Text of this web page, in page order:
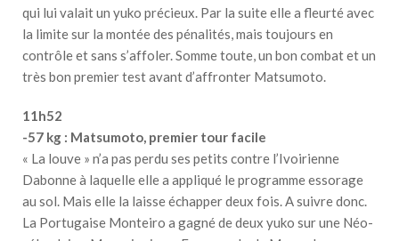
qui lui valait un yuko précieux. Par la suite elle a fleurté avec
la limite sur la montée des pénalités, mais toujours en
contrôle et sans s’affoler. Somme toute, un bon combat et un
très bon premier test avant d’affronter Matsumoto.
11h52
-57 kg : Matsumoto, premier tour facile
« La louve » n’a pas perdu ses petits contre l’Ivoirienne
Dabonne à laquelle elle a appliqué le programme essorage
au sol. Mais elle la laisse échapper deux fois. A suivre donc.
La Portugaise Monteiro a gagné de deux yuko sur une Néo-